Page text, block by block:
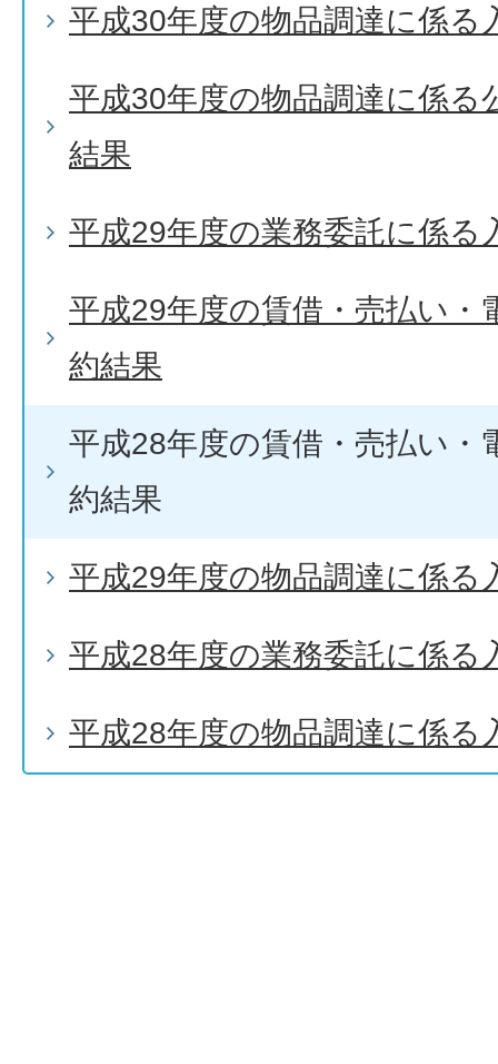
平成30年度の物品調達に係る
平成30年度の物品調達に係る
結果
平成29年度の業務委託に係る
平成29年度の賃借・売払い・
約結果
平成28年度の賃借・売払い・
約結果
平成29年度の物品調達に係る
平成28年度の業務委託に係る
平成28年度の物品調達に係る